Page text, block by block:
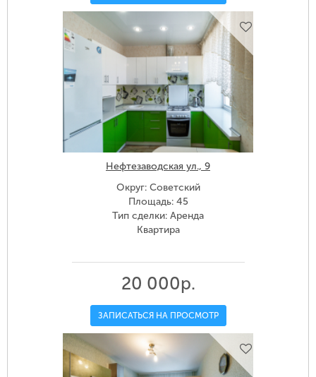
Нефтезаводская ул., 9
Округ: Советский
Площадь: 45
Тип сделки: Аренда
Квартира
20 000р.
ЗАПИСАТЬСЯ НА ПРОСМОТР